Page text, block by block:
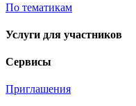
По тематикам
Услуги для участников
Сервисы
Приглашения